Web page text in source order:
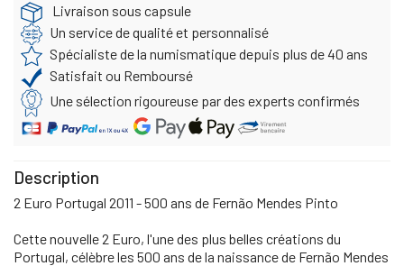
Livraison sous capsule
Un service de qualité et personnalisé
Spécialiste de la numismatique depuis plus de 40 ans
Satisfait ou Remboursé
Une sélection rigoureuse par des experts confirmés
Description
2 Euro Portugal 2011 - 500 ans de Fernão Mendes Pinto
Cette nouvelle 2 Euro, l'une des plus belles créations du
Portugal, célèbre les 500 ans de la naissance de Fernão Mendes